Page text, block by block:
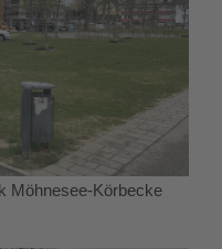
Möhnesee-Körbecke